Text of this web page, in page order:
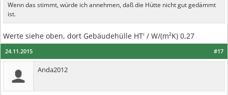
Wenn das stimmt, würde ich annehmen, daß die Hütte nicht gut gedämmt
ist.
Werte siehe oben, dort Gebäudehülle HT' / W/(m²K) 0,27
#17
24.11.2015
Anda2012